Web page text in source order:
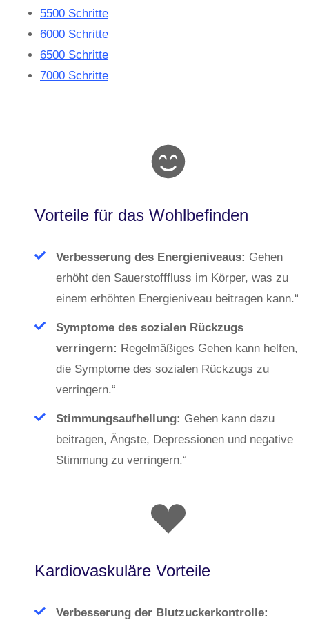
5500 Schritte
6000 Schritte
6500 Schritte
7000 Schritte
Vorteile für das Wohlbefinden
Verbesserung des Energieniveaus: Gehen
erhöht den Sauerstofffluss im Körper, was zu
einem erhöhten Energieniveau beitragen kann.“
Symptome des sozialen Rückzugs
verringern: Regelmäßiges Gehen kann helfen,
die Symptome des sozialen Rückzugs zu
verringern.“
Stimmungsaufhellung: Gehen kann dazu
beitragen, Ängste, Depressionen und negative
Stimmung zu verringern.“
Kardiovaskuläre Vorteile
Verbesserung der Blutzuckerkontrolle: